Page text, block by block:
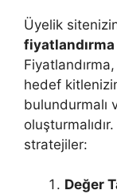
Üyelik
Fiyatlandırma,
hedef
bulundurmalı
stratejiler:
Değer